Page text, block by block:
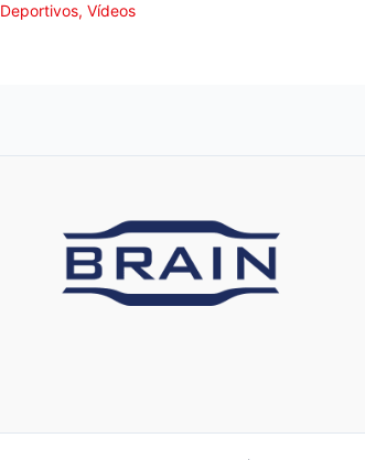
Deportivos, Vídeos